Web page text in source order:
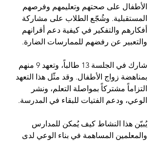
الأطفال على صحتهم وتعليمهم وفرصهم
المستقبلية. وشُجّع الطلاب على مشاركة
أفكارهم والتفكير في كيفية دعم أقرانهم
والتعبير عن رفضهم للممارسات الضارة.
شارك في الجلسة 13 طالباً، وتعهد 9 منهم
بمناهضة زواج الأطفال. وقد مثّل هذا التعهد
التزاماً مشتركاً بمواصلة التعلم، ونشر
الوعي، ودعم الفتيات للبقاء في المدرسة.
يُبيّن هذا النشاط كيف يُمكن للمدارس
والمعلمين المساهمة في بناء الوعي لدى